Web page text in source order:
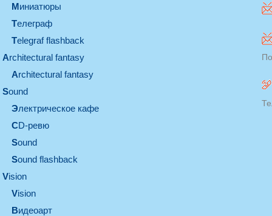
миниатюры
телеграф
Telegraf flashback
architectural fantasy
architectural fantasy
sound
электрическое кафе
CD-ревю
sound
Sound flashback
vision
vision
видеоарт